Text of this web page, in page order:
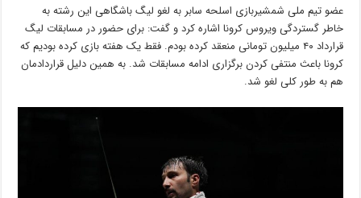
عضو تیم ملی شمشیربازی اسلحه سابر به لغو لیگ باشگاهی این رشته به
خاطر گستردگی ویروس کرونا اشاره کرد و گفت: برای حضور در مسابقات لیگ
قرارداد ۴۰ میلیون تومانی منعقد کرده بودم. فقط یک هفته بازی کرده بودیم که
کرونا باعث منتفی کردن برگزاری ادامه مسابقات شد. به همین دلیل قراردادمان
هم به طور کلی لغو شد.